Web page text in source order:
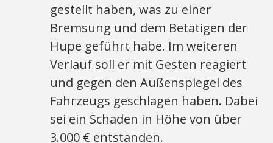
gestellt haben, was zu einer
Bremsung und dem Betätigen der
Hupe geführt habe. Im weiteren
Verlauf soll er mit Gesten reagiert
und gegen den Außenspiegel des
Fahrzeugs geschlagen haben. Dabei
sei ein Schaden in Höhe von über
3.000 € entstanden.